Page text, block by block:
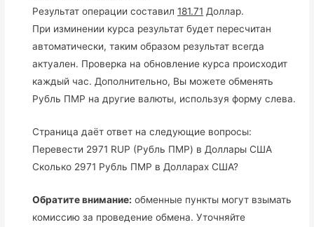
Результат операции составил181.71 Доллар.
При изминении курса результат будет пересчитан
автоматически, таким образом результат всегда
актуален. Проверка на обновление курса происходит
каждый час. Дополнительно, Вы можете обменять
Рубль ПМР на другие валюты, используя форму слева.
Страница даёт ответ на следующие вопросы:
Перевести 2971 RUP (Рубль ПМР) в Доллары США
Сколько 2971 Рубль ПМР в Долларах США?
Обратите внимание: обменные пункты могут взымать
комиссию за проведение обмена. Уточняйте